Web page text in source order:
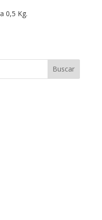
0,5 Kg.